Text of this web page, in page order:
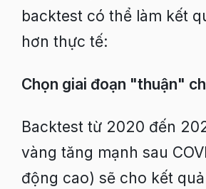
backtest có thể làm kết
hơn thực tế:
Chọn giai đoạn "thuận"
Backtest từ 2020 đến
vàng tăng mạnh sau
động cao) sẽ cho kết